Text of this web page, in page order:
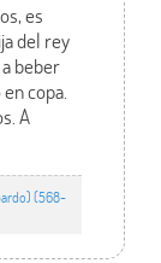
es
del rey
beber
copa.
A
(568-